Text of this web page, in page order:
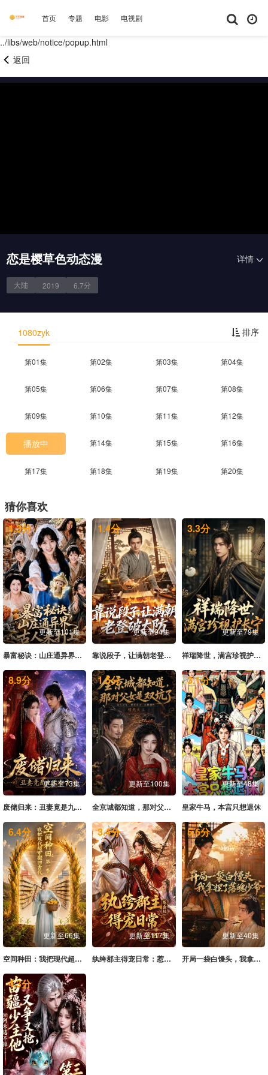
首页 专题 电影 电视剧 短剧大全 体育
../libs/web/notice/popup.html
返回
恋是樱草色动态漫 详情
大陆 2019 6.7分
剧情简介 排序
1080zyk
第01集 第02集 第03集 第04集
第05集 第06集 第07集 第08集
第09集 第10集 第11集 第12集
播放中 第14集 第15集 第16集
第17集 第18集 第19集 第20集
猜你喜欢
1.3分
更新至101集
暴富秘诀：山庄通异界古人来打工
1.4分
更新至94集
靠说段子，让满朝老登大破大防
3.3分
更新至79集
祥瑞降世，满宫珍视护长宁
8.9分
更新至73集
废储归来：丑妻竟是九天女帝
1.5分
更新至100集
全京城都知道，那对父女是双坑了
3.1分
更新至48集
皇家牛马，本宫只想退休
6.4分
更新至66集
空间种田：我把现代超市搬回古代第一季
3.4分
更新至117集
纨绔郡主得宠日常：惹金枝第四季
5.6分
更新至40集
开局一袋白馒头，我拿捏了落魄少爷
4.3分